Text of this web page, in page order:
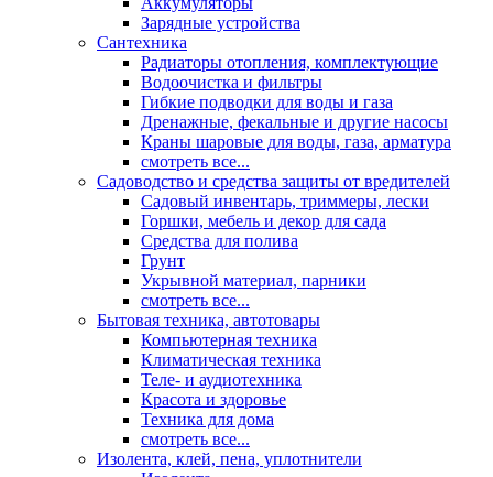
Зарядные устройства
Сантехника
Радиаторы отопления, комплектующие
Водоочистка и фильтры
Гибкие подводки для воды и газа
Дренажные, фекальные и другие насосы
Краны шаровые для воды, газа, арматура
смотреть все...
Садоводство и средства защиты от вредителей
Садовый инвентарь, триммеры, лески
Горшки, мебель и декор для сада
Средства для полива
Грунт
Укрывной материал, парники
смотреть все...
Бытовая техника, автотовары
Компьютерная техника
Климатическая техника
Теле- и аудиотехника
Красота и здоровье
Техника для дома
смотреть все...
Изолента, клей, пена, уплотнители